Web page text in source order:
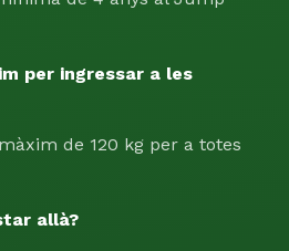
per ingressar a les
de 120 kg per a totes
allà?